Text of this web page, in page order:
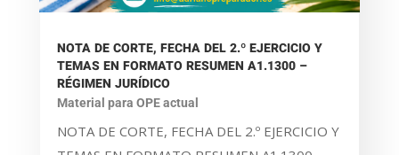
NOTA DE CORTE, FECHA DEL 2.º EJERCICIO Y
TEMAS EN FORMATO RESUMEN A1.1300 –
RÉGIMEN JURÍDICO
Material para OPE actual
NOTA DE CORTE, FECHA DEL 2.º EJERCICIO Y